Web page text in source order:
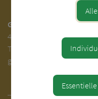
Gemeinde Behamberg
4441 Behamberg 30
Tel.
+43(0) 7252-31000